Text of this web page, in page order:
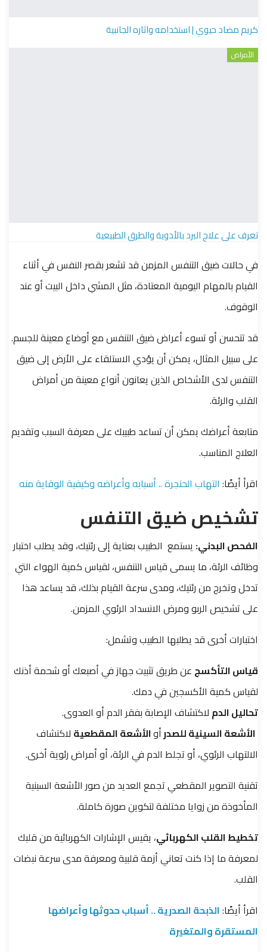
كريم مضاد حيوي | استخدامه واثاره الجانبية
الأمراض
تعرف على علاج البرد بالأدوية والطرق الطبيعية
في حالات ضيق التنفس المزمن قد تشعر بقصر النفس في أثناء
القيام بالمهام اليومية المعتادة، مثل المشي داخل البيت أو عند
الوقوف.
قد تتحسن أو تسوء أعراض ضيق التنفس مع أوضاع معينة للجسم.
على سبيل المثال، يمكن أن يؤدي الاستلقاء على الأرض إلى ضيق
التنفس لدى الأشخاص الذين يعانون أنواع معينة من أمراض
القلب والرئة.
متابعة أعراضك يمكن أن تساعد طبيبك على معرفة السبب وتقديم
العلاج المناسب.
اقرأ أيضًا: التهاب الحنجرة .. أسبابه وأعراضه وكيفية الوقاية منه
تشخيص ضيق التنفس
الفحص البدني: يستمع الطبيب بعناية إلى رئتيك، وقد يطلب اختبار
وظائف الرئة، ما يسمى قياس التنفس، لقياس كمية الهواء التي
تدخل وتخرج من رئتيك، ومدى سرعة القيام بذلك، قد يساعد هذا
على تشخيص الربو ومرض الانسداد الرئوي المزمن.
اختبارات أخرى قد يطلبها الطبيب وتشمل:
قياس التأكسج عن طريق تثبيت جهاز في أصبعك أو شحمة أذنك
لقياس كمية الأكسجين في دمك.
تحاليل الدم لاكتشاف الإصابة بفقر الدم أو العدوى.
الأشعة السينية للصدرأوالأشعة المقطعية لاكتشاف
الالتهاب الرئوي، أو تجلط الدم في الرئة، أو أمراض رئوية أخرى.
تقنية التصوير المقطعي تجمع العديد من صور الأشعة السينية
المأخوذة من زوايا مختلفة لتكوين صورة كاملة.
تخطيط القلب الكهربائي، يقيس الإشارات الكهربائية من قلبك
لمعرفة ما إذا كنت تعاني أزمة قلبية ومعرفة مدى سرعة نبضات
القلب.
اقرأ أيضًا:الذبحة الصدرية .. أسباب حدوثها وأعراضها
المستقرة والمتغيرة